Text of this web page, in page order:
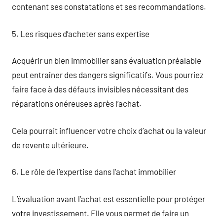
contenant ses constatations et ses recommandations.
5. Les risques d’acheter sans expertise
Acquérir un bien immobilier sans évaluation préalable
peut entraîner des dangers significatifs. Vous pourriez
faire face à des défauts invisibles nécessitant des
réparations onéreuses après l’achat.
Cela pourrait influencer votre choix d’achat ou la valeur
de revente ultérieure.
6. Le rôle de l’expertise dans l’achat immobilier
L’évaluation avant l’achat est essentielle pour protéger
votre investissement. Elle vous permet de faire un